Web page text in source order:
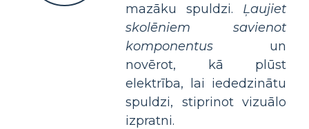
mazāku spuldzi. Ļaujiet
skolēniem savienot
komponentus un
novērot, kā plūst
elektrība, lai iededzinātu
spuldzi, stiprinot vizuālo
izpratni.